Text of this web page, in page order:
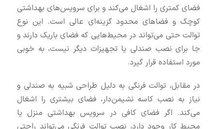
فضای کمتری را اشغال می‌کند و برای سرویس‌های بهداشتی
کوچک و فضاهای محدود گزینه‌ای عالی است. این نوع
توالت حتی می‌تواند در محیط‌هایی که فضای باریک دارند و
جا برای نصب صندلی یا تجهیزات دیگر نیست، به خوبی
مورد استفاده قرار گیرد.
در مقابل، توالت فرنگی به دلیل طراحی شبیه به صندلی و
نیاز به نصب کاسه نشیمن‌دار، فضای بیشتری را اشغال
می‌کند. اگر فضای کافی در سرویس بهداشتی منزل یا
محیط کار وجود دارد، نصب توالت فرنگی می‌تواند راحتی